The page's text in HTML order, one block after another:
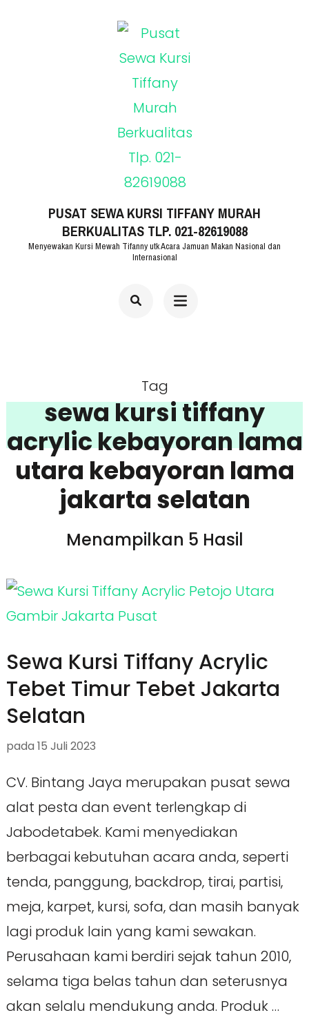
PUSAT SEWA KURSI TIFFANY MURAH
BERKUALITAS TLP. 021-82619088
Menyewakan Kursi Mewah Tifanny utk Acara Jamuan Makan Nasional dan
Internasional
Tag
sewa kursi tiffany
acrylic kebayoran lama
utara kebayoran lama
jakarta selatan
Menampilkan 5 Hasil
Sewa Kursi Tiffany Acrylic
Tebet Timur Tebet Jakarta
Selatan
pada 15 Juli 2023
CV. Bintang Jaya merupakan pusat sewa
alat pesta dan event terlengkap di
Jabodetabek. Kami menyediakan
berbagai kebutuhan acara anda, seperti
tenda, panggung, backdrop, tirai, partisi,
meja, karpet, kursi, sofa, dan masih banyak
lagi produk lain yang kami sewakan.
Perusahaan kami berdiri sejak tahun 2010,
selama tiga belas tahun dan seterusnya
akan selalu mendukung anda. Produk …